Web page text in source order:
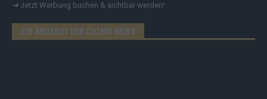
➔ Jetzt Werbung buchen & sichtbar werden!
EIN ANGEBOT DER COZMO NEWS